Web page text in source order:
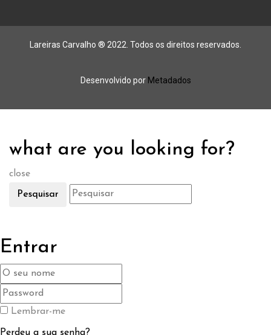
Lareiras Carvalho ® 2022. Todos os direitos reservados.
Desenvolvido por Metadados
what are you looking for?
close
Pesquisar
Entrar
Lembrar-me
Perdeu a sua senha?